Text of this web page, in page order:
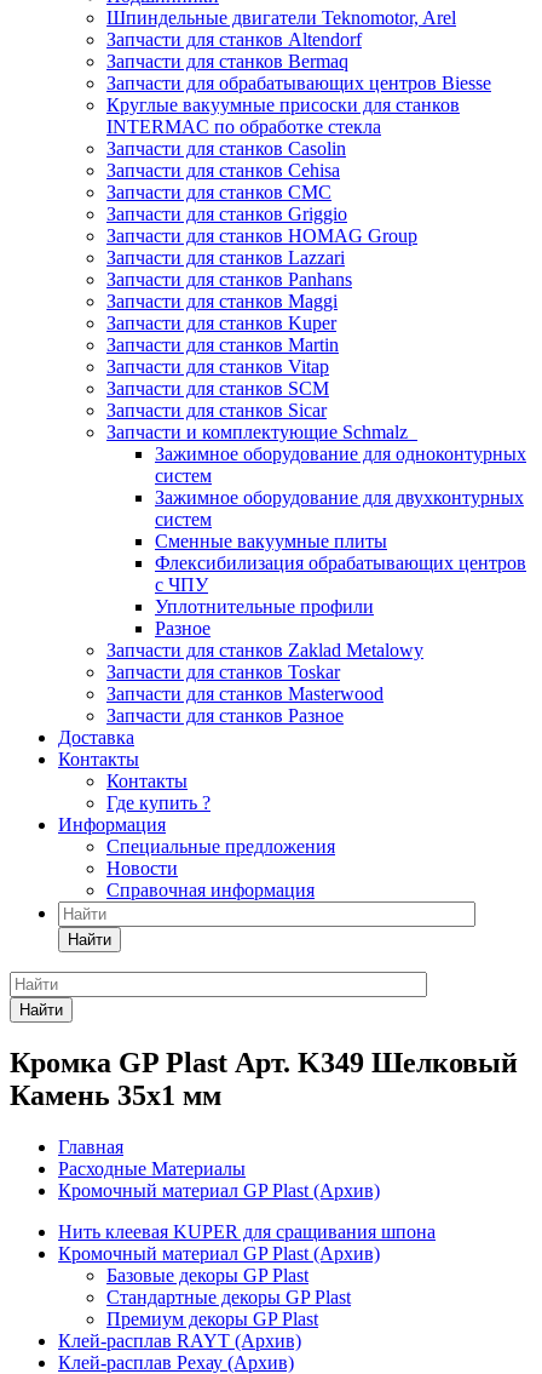
Шпиндельные двигатели Teknomotor, Arel
Запчасти для станков Altendorf
Запчасти для станков Bermaq
Запчасти для обрабатывающих центров Biesse
Круглые вакуумные присоски для станков
INTERMAC по обработке стекла
Запчасти для станков Casolin
Запчасти для станков Cehisa
Запчасти для станков CMC
Запчасти для станков Griggio
Запчасти для станков HOMAG Group
Запчасти для станков Lazzari
Запчасти для станков Panhans
Запчасти для станков Maggi
Запчасти для станков Kuper
Запчасти для станков Martin
Запчасти для станков Vitap
Запчасти для станков SCM
Запчасти для станков Sicar
Запчасти и комплектующие Schmalz
Зажимное оборудование для одноконтурных
систем
Зажимное оборудование для двухконтурных
систем
Сменные вакуумные плиты
Флексибилизация обрабатывающих центров
с ЧПУ
Уплотнительные профили
Разное
Запчасти для станков Zaklad Metalowy
Запчасти для станков Toskar
Запчасти для станков Masterwood
Запчасти для станков Разное
Доставка
Контакты
Контакты
Где купить ?
Информация
Специальные предложения
Новости
Справочная информация
Найти
Найти
Кромка GP Plast Арт. K349 Шелковый
Камень 35x1 мм
Главная
Расходные Материалы
Кромочный материал GP Plast (Архив)
Нить клеевая KUPER для сращивания шпона
Кромочный материал GP Plast (Архив)
Базовые декоры GP Plast
Стандартные декоры GP Plast
Премиум декоры GP Plast
Клей-расплав RAYT (Архив)
Клей-расплав Рехау (Архив)